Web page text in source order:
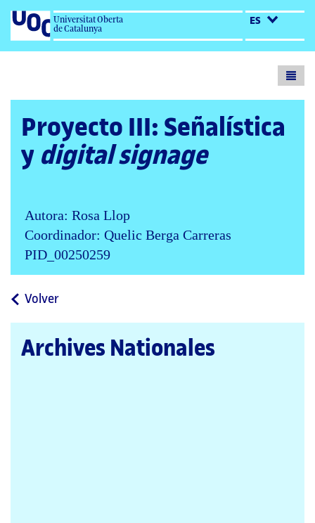
Universitat Oberta
de Catalunya
ES
Proyecto III: Señalística
y digital signage
Autora: Rosa Llop
Coordinador: Quelic Berga Carreras
PID_00250259
Volvera
página
principal
Archives Nationales